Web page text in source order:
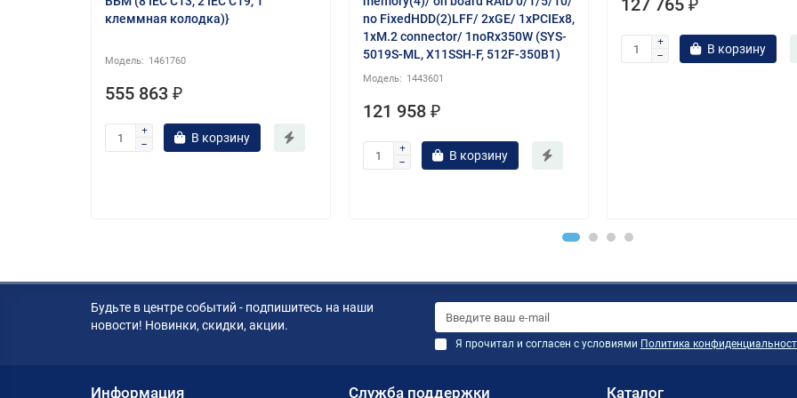
клеммная колодка)}
1461760
555 863 ₽
В корзину
no FixedHDD(2)LFF/ 2xGE/ 1xPCIEx8,
1xM.2 connector/ 1noRx350W (SYS-
5019S-ML, X11SSH-F, 512F-350B1)
1443601
121 958 ₽
В корзину
127 765 ₽
В корзину
Будьте в центре событий - подпишитесь на наши
новости! Новинки, скидки, акции.
Я прочитал и согласен с условиями Политика
Информация Служба поддержки Каталог